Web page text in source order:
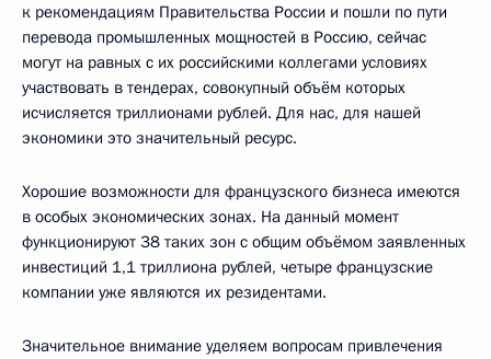
к рекомендациям Правительства России и пошли по пути
перевода промышленных мощностей в Россию, сейчас
могут на равных с их российскими коллегами условиях
участвовать в тендерах, совокупный объём которых
исчисляется триллионами рублей. Для нас, для нашей
экономики это значительный ресурс.
Хорошие возможности для французского бизнеса имеются
в особых экономических зонах. На данный момент
функционируют 38 таких зон с общим объёмом заявленных
инвестиций 1,1 триллиона рублей, четыре французские
компании уже являются их резидентами.
Значительное внимание уделяем вопросам привлечения